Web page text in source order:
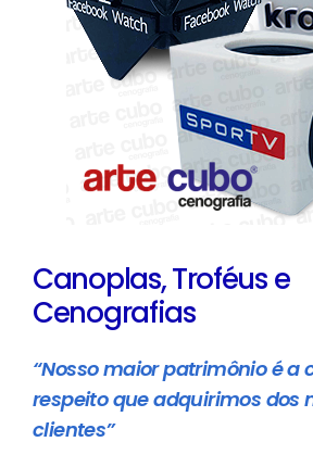
Canoplas, Troféus e
Cenografias
“Nosso maior patrimônio é a
respeito que adquirimos dos
clientes”